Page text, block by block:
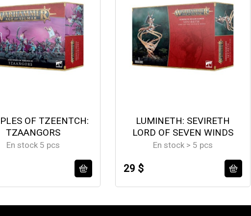
OF TZEENTCH:
TZAANGORS
En stock 5 pcs
LUMINETH: SEVIRETH
LORD OF SEVEN WINDS
En stock > 5 pcs
29 $